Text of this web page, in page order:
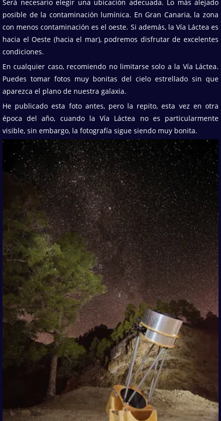
Será necesario elegir una ubicación adecuada. Lo más alejado
posible de la contaminación lumínica. En Gran Canaria, la zona
con menos contaminación es el oeste. Si además, la Vía Láctea es
hacia el Oeste (hacia el mar), podremos disfrutar de excelentes
condiciones.
En cualquier caso, recomiendo no limitarse solo a la Vía Láctea.
Puedes tomar fotos muy bonitas del cielo estrellado sin que
aparezca el plano de nuestra galaxia.
He publicado esta foto antes, pero la repito, esta vez en otra
época del año, cuando la Vía Láctea no es particularmente
visible, sin embargo, la fotografía sigue siendo muy bonita.